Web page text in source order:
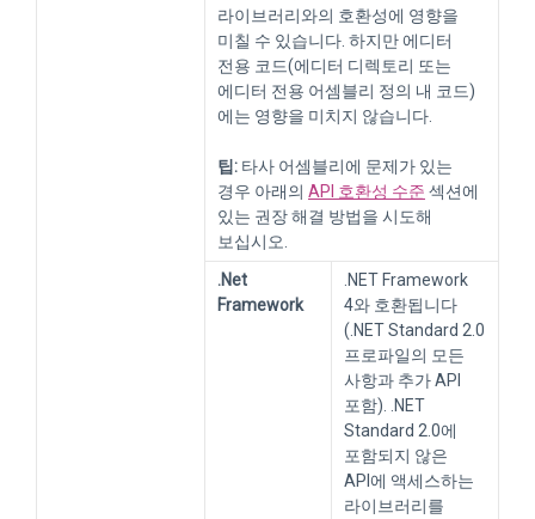
라이브러리와의 호환성에 영향을
미칠 수 있습니다. 하지만 에디터
전용 코드(에디터 디렉토리 또는
에디터 전용 어셈블리 정의 내 코드)
에는 영향을 미치지 않습니다.
팁: 타사 어셈블리에 문제가 있는
경우 아래의 API 호환성 수준 섹션에
있는 권장 해결 방법을 시도해
보십시오.
.Net
Framework
.NET Framework
4와 호환됩니다
(.NET Standard 2.0
프로파일의 모든
사항과 추가 API
포함). .NET
Standard 2.0에
포함되지 않은
API에 액세스하는
라이브러리를